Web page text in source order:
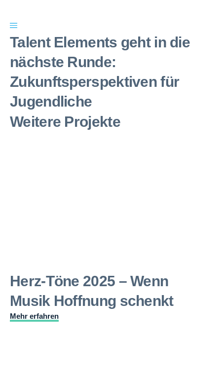
Talent Elements geht in die
nächste Runde:
Zukunftsperspektiven für
Jugendliche
Weitere Projekte
Herz-Töne 2025 – Wenn
Musik Hoffnung schenkt
Mehr erfahren